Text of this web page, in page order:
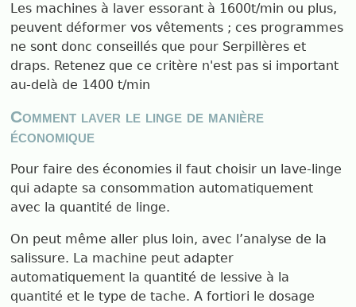
Les machines à laver essorant à 1600t/min ou plus,
peuvent déformer vos vêtements ; ces programmes
ne sont donc conseillés que pour Serpillères et
draps. Retenez que ce critère n'est pas si important
au-delà de 1400 t/min
Comment laver le linge de manière
économique
Pour faire des économies il faut choisir un lave-linge
qui adapte sa consommation automatiquement
avec la quantité de linge.
On peut même aller plus loin, avec l’analyse de la
salissure. La machine peut adapter
automatiquement la quantité de lessive à la
quantité et le type de tache. A fortiori le dosage